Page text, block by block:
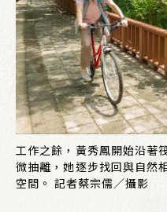
工作之餘，黃秀鳳開始沿著
微抽離，她逐步找回與自然
空間。 記者蔡宗儒／攝影